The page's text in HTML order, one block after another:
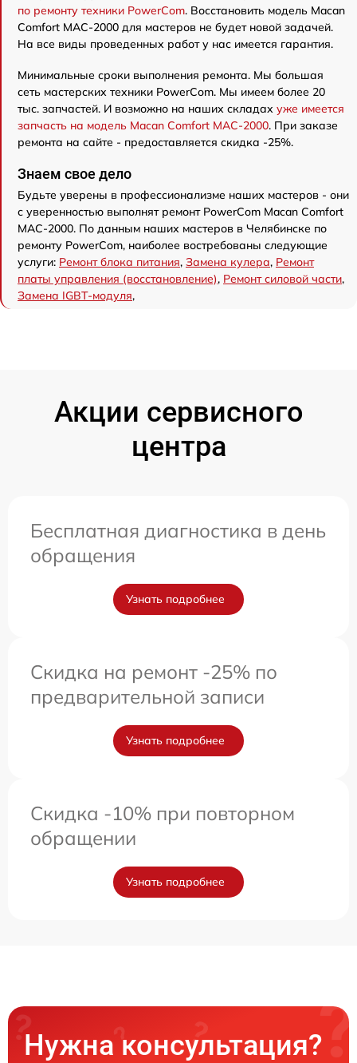
по ремонту техники PowerCom. Восстановить модель Macan
Comfort MAC-2000 для мастеров не будет новой задачей.
На все виды проведенных работ у нас имеется гарантия.
Минимальные сроки выполнения ремонта. Мы большая
сеть мастерских техники PowerCom. Мы имеем более 20
тыс. запчастей. И возможно на наших складах уже имеется
запчасть на модель Macan Comfort MAC-2000. При заказе
ремонта на сайте - предоставляется скидка -25%.
Знаем свое дело
Будьте уверены в профессионализме наших мастеров - они
с уверенностью выполнят ремонт PowerCom Macan Comfort
MAC-2000. По данным наших мастеров в Челябинске по
ремонту PowerCom, наиболее востребованы следующие
услуги: Ремонт блока питания, Замена кулера, Ремонт
платы управления (восстановление), Ремонт силовой части,
Замена IGBT-модуля,
Акции сервисного
центра
Бесплатная диагностика в день
обращения
Узнать подробнее
Скидка на ремонт -25% по
предварительной записи
Узнать подробнее
Скидка -10% при повторном
обращении
Узнать подробнее
Нужна консультация?